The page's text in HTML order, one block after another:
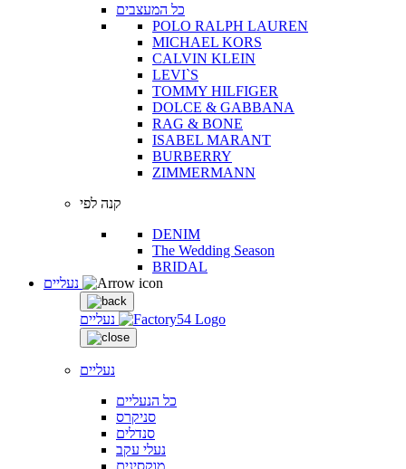
כל המעצבים
POLO RALPH LAUREN
MICHAEL KORS
CALVIN KLEIN
LEVI`S
TOMMY HILFIGER
DOLCE & GABBANA
RAG & BONE
ISABEL MARANT
BURBERRY
ZIMMERMANN
קנה לפי
DENIM
The Wedding Season
BRIDAL
נעליים
נעליים
כל הנעליים
סניקרס
סנדלים
נעלי עקב
מוקסינים